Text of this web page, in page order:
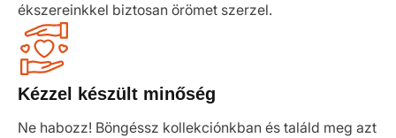
ékszereinkkel biztosan örömet szerzel.
Kézzel készült minőség
Ne habozz! Böngéssz kollekciónkban és találd meg azt